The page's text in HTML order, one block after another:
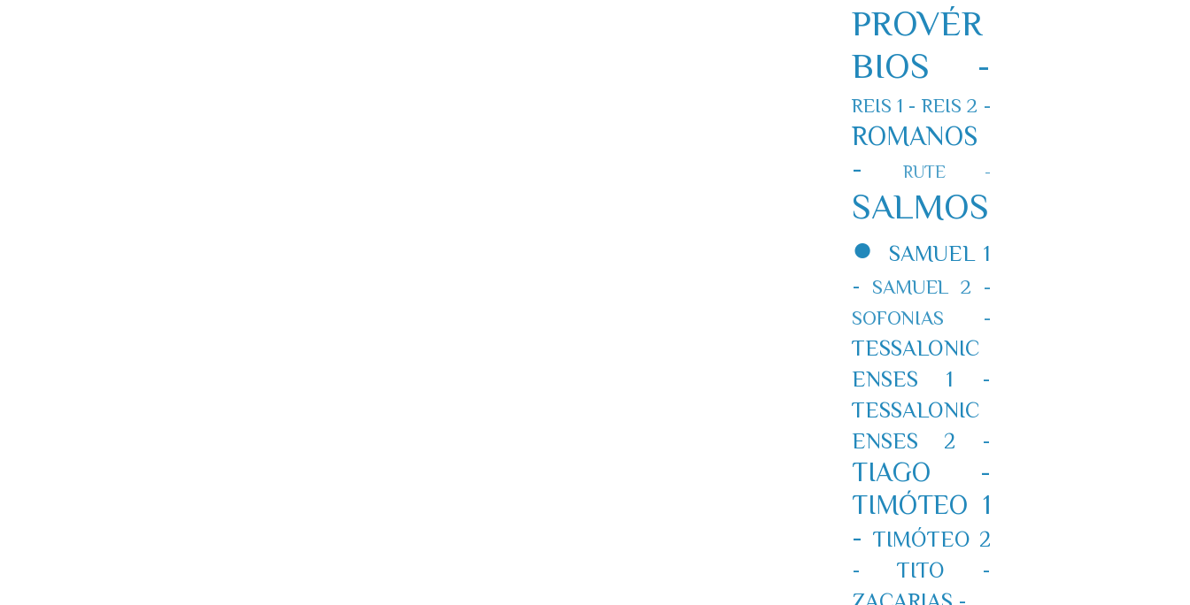
PROVÉR
BIOS -
REIS 1 - REIS 2 -
ROMANOS
-
RUTE -
SALMOS
●
SAMUEL 1
-
SAMUEL 2 -
SOFONIAS -
TESSALONIC
ENSES 1 -
TESSALONIC
ENSES 2 -
TIAGO -
TIMÓTEO 1
- TIMÓTEO 2
-
TITO -